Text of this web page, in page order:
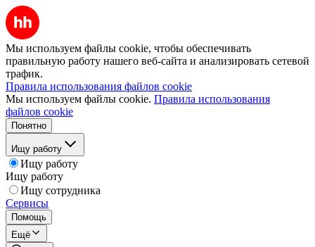
Мы используем файлы cookie, чтобы обеспечивать
правильную работу нашего веб-сайта и анализировать сетевой
трафик.
Правила использования файлов cookie
Мы используем файлы cookie. Правила использования
файлов cookie
Понятно
Ищу работу
Ищу работу
Ищу работу
Ищу сотрудника
Сервисы
Помощь
Ещё